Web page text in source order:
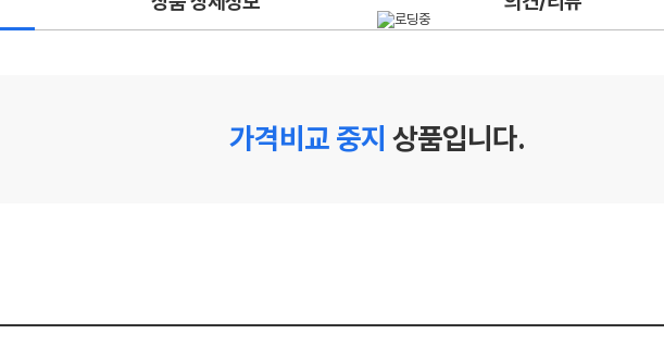
가격비교 중지 상품입니다.